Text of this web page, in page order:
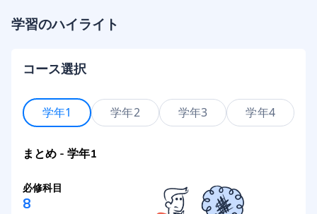
学習のハイライト
コース選択
学年1 学年2 学年3 学年4
まとめ - 学年1
必修科目
8